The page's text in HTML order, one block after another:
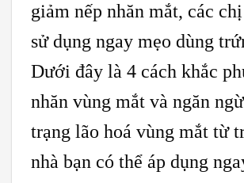
giảm nếp nhăn mắt, các
sử dụng ngay mẹo dùng
Dưới đây là 4 cách khắc
nhăn vùng mắt và ngăn
trạng lão hoá vùng mắt từ
nhà bạn có thể áp dụng